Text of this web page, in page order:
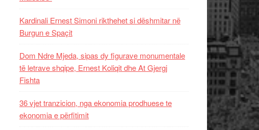
Kardinali Ernest Simoni rikthehet si dëshmitar në
Burgun e Spaçit
Dom Ndre Mjeda, sipas dy figurave monumentale
të letrave shqipe, Ernest Koliqit dhe At Gjergj
Fishta
36 vjet tranzicion, nga ekonomia prodhuese te
ekonomia e përfitimit